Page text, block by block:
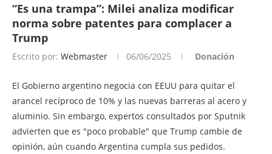
“Es una trampa”: Milei analiza modificar
norma sobre patentes para complacer a
Trump
Escrito por: Webmaster 06/06/2025 Donación
El Gobierno argentino negocia con EEUU para quitar el
arancel recíproco de 10% y las nuevas barreras al acero y
aluminio. Sin embargo, expertos consultados por Sputnik
advierten que es "poco probable" que Trump cambie de
opinión, aún cuando Argentina cumpla sus pedidos.